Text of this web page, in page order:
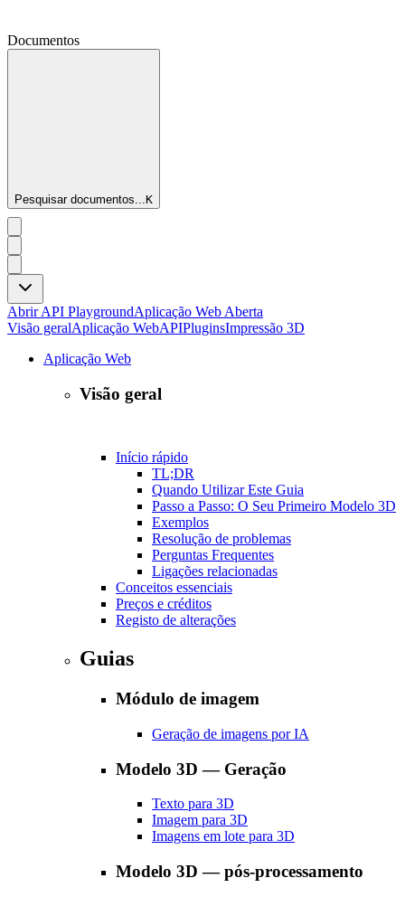
Documentos
Pesquisar documentos...K
Abrir API PlaygroundAplicação Web Aberta
Visão geralAplicação WebAPIPluginsImpressão 3D
Aplicação Web
Visão geral
Início rápido
TL;DR
Quando Utilizar Este Guia
Passo a Passo: O Seu Primeiro Modelo 3D
Exemplos
Resolução de problemas
Perguntas Frequentes
Ligações relacionadas
Conceitos essenciais
Preços e créditos
Registo de alterações
Guias
Módulo de imagem
Geração de imagens por IA
Modelo 3D — Geração
Texto para 3D
Imagem para 3D
Imagens em lote para 3D
Modelo 3D — pós-processamento